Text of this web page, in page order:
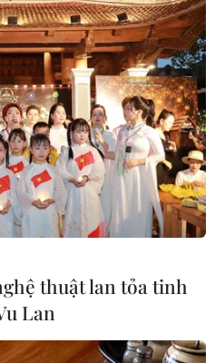
Quốc Tử Giám (Hà Nội) có triển
do Trung tâm Hoạt động Văn
Tử Giám phối hợp với doanh
(Ảnh: Minh Anh/Vietnam+)
thuật lan tỏa tinh
Lan